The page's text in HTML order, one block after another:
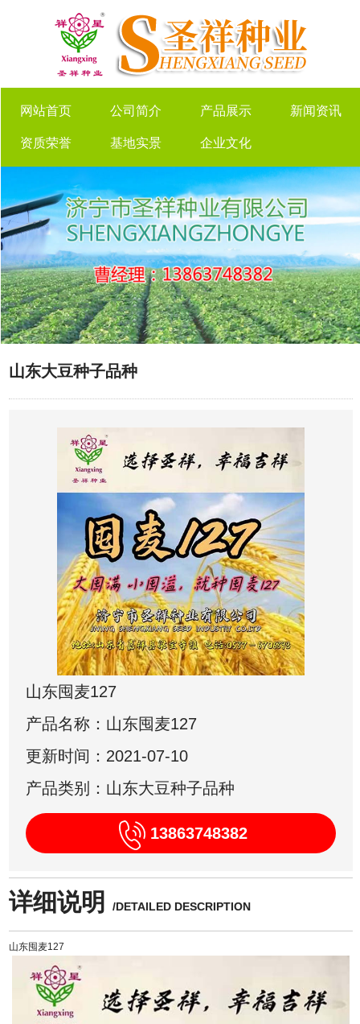
网站首页 公司简介 产品展示 新闻资讯
资质荣誉 基地实景 企业文化
山东大豆种子品种
山东囤麦127
产品名称：山东囤麦127
更新时间：2021-07-10
产品类别：山东大豆种子品种
13863748382
详细说明 /DETAILED DESCRIPTION
山东囤麦127